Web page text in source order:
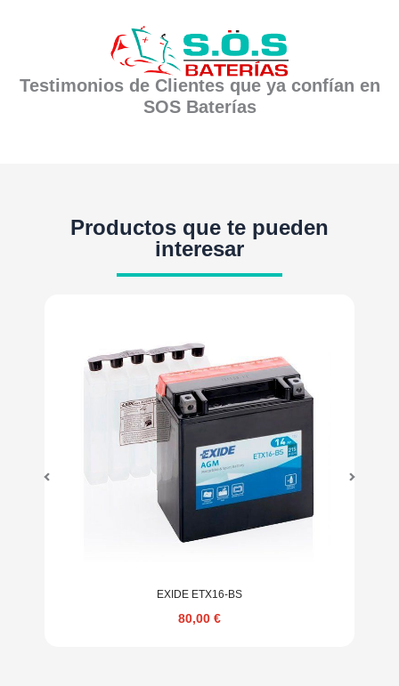
Testimonios de Clientes que ya confían en
SOS Baterías
Productos que te pueden
interesar
EXIDE ETX16-BS
80,00 €